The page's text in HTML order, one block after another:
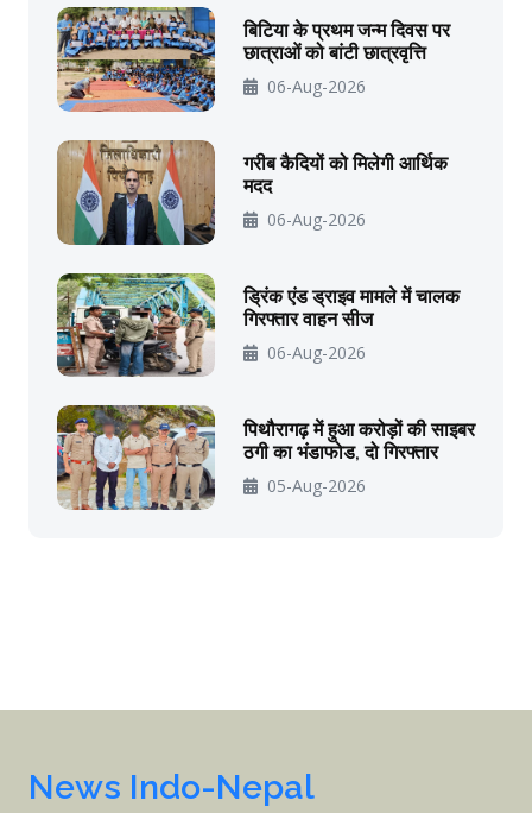
बिटिया के प्रथम जन्म दिवस पर
छात्राओं को बांटी छात्रवृत्ति
06-Aug-2026
गरीब कैदियों को मिलेगी आर्थिक
मदद
06-Aug-2026
ड्रिंक एंड ड्राइव मामले में चालक
गिरफ्तार वाहन सीज
06-Aug-2026
पिथौरागढ़ में हुआ करोड़ों की साइबर
ठगी का भंडाफोड, दो गिरफ्तार
05-Aug-2026
News Indo-Nepal